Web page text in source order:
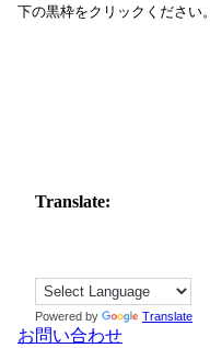
下の黒枠をクリックください。
Translate:
Powered by Translate
お問い合わせ